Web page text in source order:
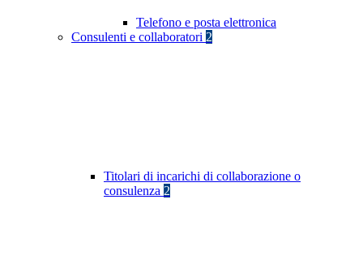
Telefono e posta elettronica
Consulenti e collaboratori 2
Titolari di incarichi di collaborazione o
consulenza 2